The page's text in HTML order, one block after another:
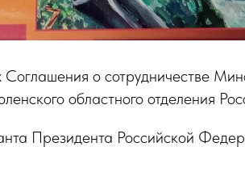
о сотрудничестве
областного отделения
Президента Российской